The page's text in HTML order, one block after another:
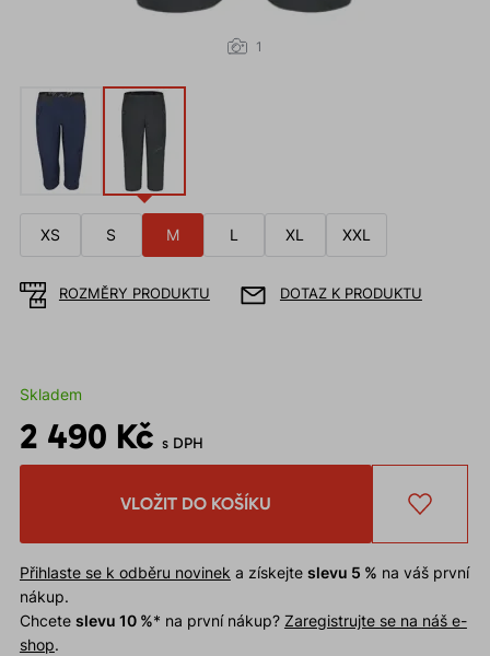
1
XS S M L XL XXL
ROZMĚRY PRODUKTU DOTAZ K PRODUKTU
Skladem
2 490 Kč s DPH
VLOŽIT DO KOŠÍKU
Přihlaste se k odběru novinek a získejte slevu 5 % na váš první
nákup.
Chcete slevu 10 %* na první nákup? Zaregistrujte se na náš e-
shop.